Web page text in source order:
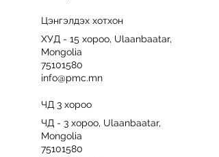
Цэнгэлдэх хотхон
ХУД - 15 хороо, Ulaanbaatar,
Mongolia
75101580
info@pmc.mn
ЧД 3 хороо
ЧД - 3 хороо, Ulaanbaatar,
Mongolia
75101580